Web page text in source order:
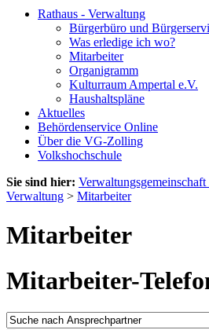
Rathaus - Verwaltung
Bürgerbüro und
Was erledige ich wo?
Mitarbeiter
Organigramm
Kulturraum Ampertal e.V.
Haushaltspläne
Aktuelles
Behördenservice Online
Über die VG-Zolling
Volkshochschule
Sie sind hier:
Verwaltung > Mitarbeiter
Mitarbeiter
Mitarbeiter-